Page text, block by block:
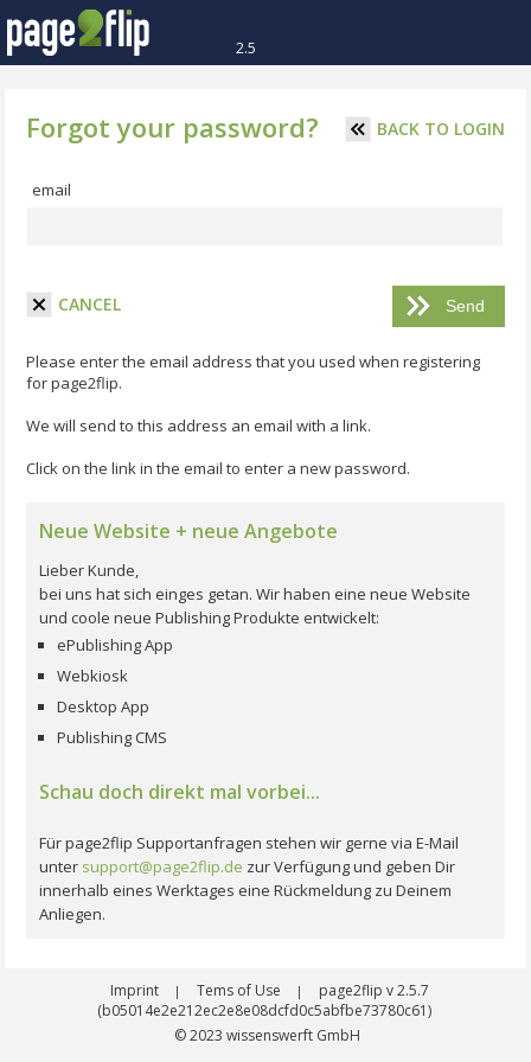
2.5
Forgot your password? BACK TO LOGIN
email
CANCEL
Please enter the email address that you used when registering
for page2flip.
We will send to this address an email with a link.
Click on the link in the email to enter a new password.
Neue Website + neue Angebote
Lieber Kunde,
bei uns hat sich einges getan. Wir haben eine neue Website
und coole neue Publishing Produkte entwickelt:
ePublishing App
Webkiosk
Desktop App
Publishing CMS
Schau doch direkt mal vorbei...
Für page2flip Supportanfragen stehen wir gerne via E-Mail
unter support@page2flip.de zur Verfügung und geben Dir
innerhalb eines Werktages eine Rückmeldung zu Deinem
Anliegen.
Imprint | Tems of Use |
page2flip v 2.5.7
(b05014e2e212ec2e8e08dcfd0c5abfbe73780c61)
© 2023 wissenswerft GmbH